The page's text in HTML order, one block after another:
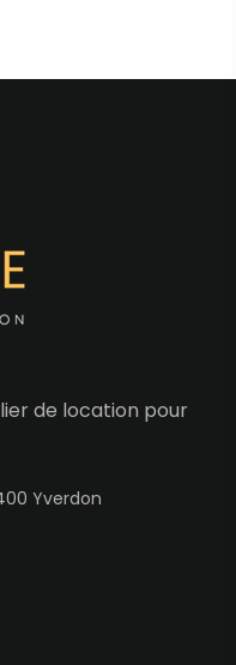
de location pour
Yverdon